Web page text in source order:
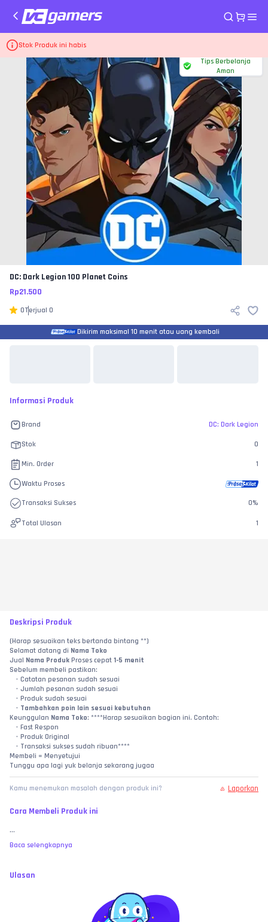
Stok Produk ini habis
Home Top Up Game DC: Dark Legion
Tips Berbelanja
Aman
DC: Dark Legion100 Planet Coins
Rp21.500
0Terjual 0
Dikirim maksimal 10 menit atau uang kembali
Informasi Produk
Brand DC: Dark Legion
Stok 0
Min. Order 1
Waktu Proses
Transaksi Sukses 0%
Total Ulasan 1
Deskripsi Produk
(Harap sesuaikan teks bertanda bintang **)
Selamat datang di Nama Toko
Jual Nama Produk Proses cepat 1-5 menit
Sebelum membeli pastikan:
Catatan pesanan sudah sesuai
Jumlah pesanan sudah sesuai
Produk sudah sesuai
Tambahkan poin lain sesuai kebutuhan
Keunggulan Nama Toko: ****Harap sesuaikan bagian ini. Contoh:
Fast Respon
Produk Original
Transaksi sukses sudah ribuan****
Membeli = Menyetujui
Tunggu apa lagi yuk belanja sekarang jugaa
Kamu menemukan masalah dengan produk ini? Laporkan
Cara Membeli Produk ini
...
Baca selengkapnya
Ulasan